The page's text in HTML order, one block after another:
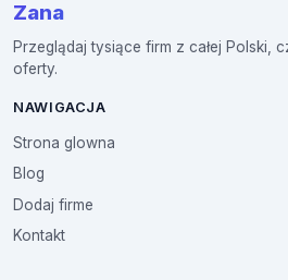
Zana
Przeglądaj tysiące firm z całej Polski,
oferty.
NAWIGACJA
Strona glowna
Blog
Dodaj firme
Kontakt